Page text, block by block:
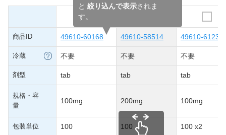
と 絞り込んで表示されま
す。
商品ID 49610-60168 49610-58514 49610-61239
冷蔵 不要 不要 不要
剤型 tab tab tab
規格・容
量
100mg 200mg 100mg
包装単位 100 100 100 x2